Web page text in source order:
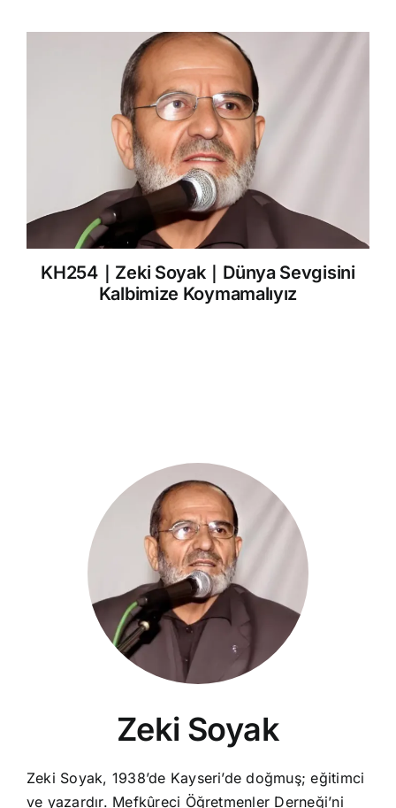
KH254｜Zeki Soyak｜Dünya Sevgisini
Kalbimize Koymamalıyız
Zeki Soyak
Zeki Soyak, 1938’de Kayseri’de doğmuş; eğitimci
ve yazardır. Mefkûreci Öğretmenler Derneği’ni